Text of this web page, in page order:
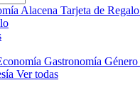
Alacena Tarjeta de Regalo
Gastronomía Género
Ver todas